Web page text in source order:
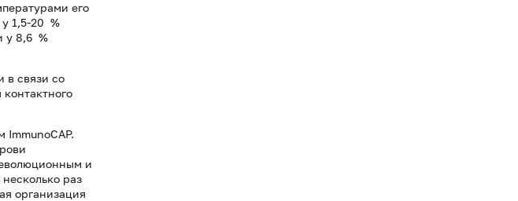
его
у 1,5-20 %
у 8,6 %
в связи со
ImmunoCAP.
и
раз
организация